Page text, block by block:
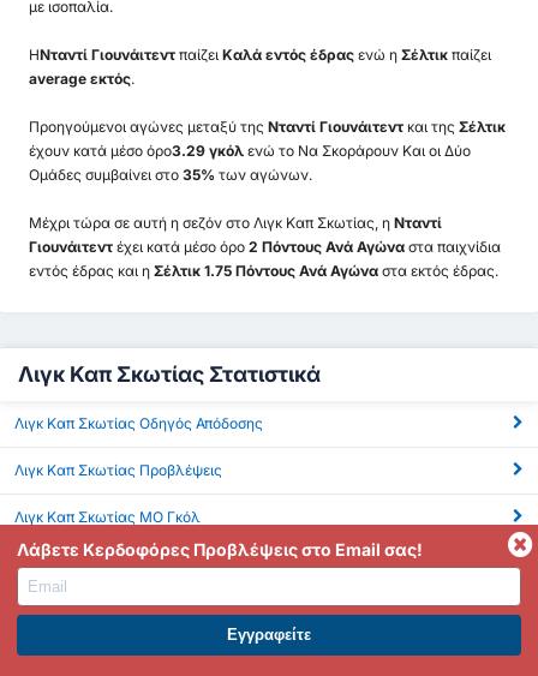
με ισοπαλία.
ΗΝταντί Γιουνάιτεντ παίζει Καλά εντός έδρας ενώ η Σέλτικ παίζει
average εκτός.
Προηγούμενοι αγώνες μεταξύ της Νταντί Γιουνάιτεντ και της Σέλτικ
έχουν κατά μέσο όρο3.29 γκόλ ενώ το Να Σκοράρουν Και οι Δύο
Ομάδες συμβαίνει στο 35% των αγώνων.
Μέχρι τώρα σε αυτή η σεζόν στο Λιγκ Καπ Σκωτίας, η Νταντί
Γιουνάιτεντ έχει κατά μέσο όρο 2 Πόντους Ανά Αγώνα στα παιχνίδια
εντός έδρας και η Σέλτικ 1.75 Πόντους Ανά Αγώνα στα εκτός έδρας.
Λιγκ Καπ Σκωτίας Στατιστικά
Λιγκ Καπ Σκωτίας Οδηγός Απόδοσης
Λιγκ Καπ Σκωτίας Προβλέψεις
Λιγκ Καπ Σκωτίας ΜΟ Γκόλ
Λιγκ Καπ Σκωτίας BTTS
Λιγκ Καπ Σκωτίας Πάνω από 2.5 Γκολ
Λιγκ Καπ Σκωτίας Κόρνερ
ΕΓΓΡΑΦΕΙΤΕ ΣΤΟ PREMIUM. ΕΠΩΦΕΛΗΘΕΙΤΕ ΤΩΡΑ.
Λάβετε Κερδοφόρες Προβλέψεις στο Email σας!